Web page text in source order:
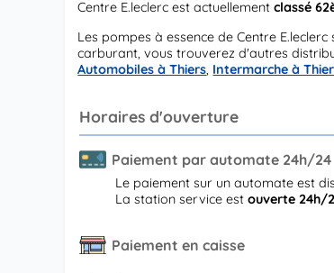
Centre E.leclerc est actuellementclassé
Les pompes à essence de Centre
carburant, vous trouverez d'autres
Automobiles à Thiers, Intermarche à
Horaires d'ouverture
Paiement par automate 24h/24
Le paiement sur un automate est
La station service est ouverte 24h/
Paiement en caisse